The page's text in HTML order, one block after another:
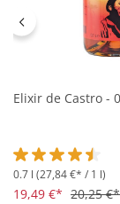
Elixir de Castro -
0.7 l (27,84 €* / 1 l)
19,49 €* 20,25 €*